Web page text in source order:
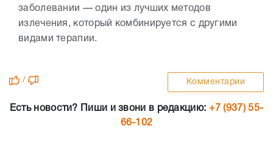
заболевании — один из лучших методов
излечения, который комбинируется с другими
видами терапии.
/ Комментарии
Есть новости? Пиши и звони в редакцию: +7 (937) 55-
66-102